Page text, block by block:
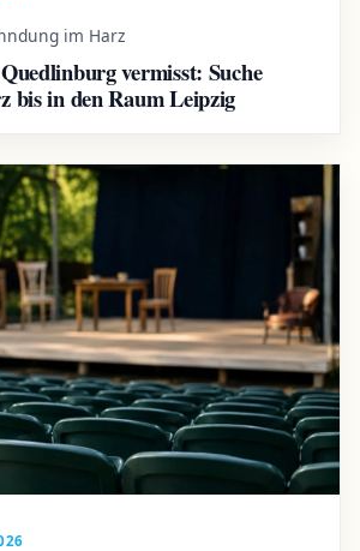
im Harz
vermisst: Suche
bis in den Raum Leipzig